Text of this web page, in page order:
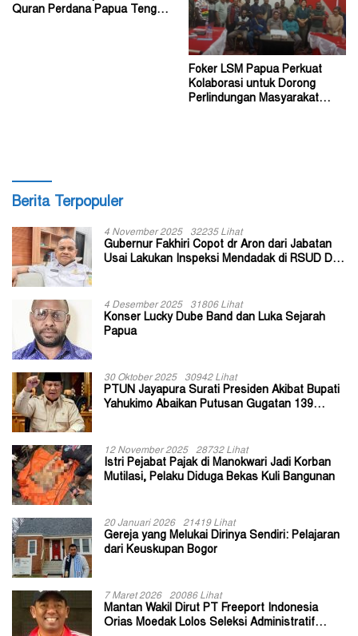
Quran Perdana Papua Tengah
Foker LSM Papua Perkuat
Kolaborasi untuk Dorong
Perlindungan Masyarakat
Berita Terpopuler
4 November 2025 32235 Lihat
Gubernur Fakhiri Copot dr Aron dari Jabatan
Usai Lakukan Inspeksi Mendadak di RSUD Dok
4 Desember 2025 31806 Lihat
Konser Lucky Dube Band dan Luka Sejarah
Papua
30 Oktober 2025 30942 Lihat
PTUN Jayapura Surati Presiden Akibat Bupati
Yahukimo Abaikan Putusan Gugatan 139
12 November 2025 28732 Lihat
Istri Pejabat Pajak di Manokwari Jadi Korban
Mutilasi, Pelaku Diduga Bekas Kuli Bangunan
20 Januari 2026 21419 Lihat
Gereja yang Melukai Dirinya Sendiri: Pelajaran
dari Keuskupan Bogor
7 Maret 2026 20086 Lihat
Mantan Wakil Dirut PT Freeport Indonesia
Orias Moedak Lolos Seleksi Administratif